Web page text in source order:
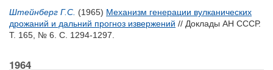
Штейнберг Г.С. (1965) Механизм генерации вулканических
дрожаний и дальний прогноз извержений // Доклады АН СССР.
Т. 165, № 6. С. 1294-1297.
1964